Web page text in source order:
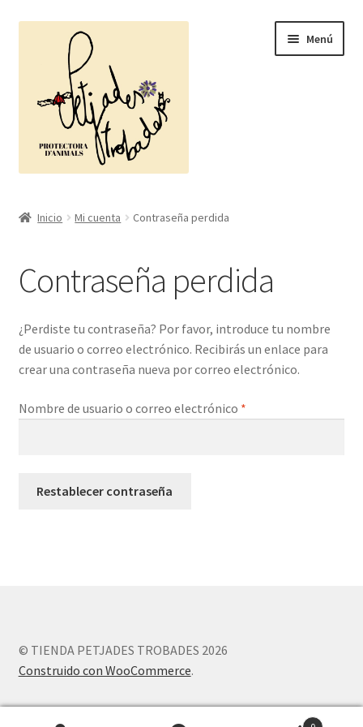
navegación
contenido
Menú
Finalizar compra
Mi cuenta
Inicio Mi cuenta Contraseña perdida
Contraseña perdida
¿Perdiste tu contraseña? Por favor, introduce tu nombre
de usuario o correo electrónico. Recibirás un enlace para
crear una contraseña nueva por correo electrónico.
Nombre de usuario o correo electrónico *Obligatorio
Restablecer contraseña
© TIENDA PETJADES TROBADES 2026
Construido con WooCommerce.